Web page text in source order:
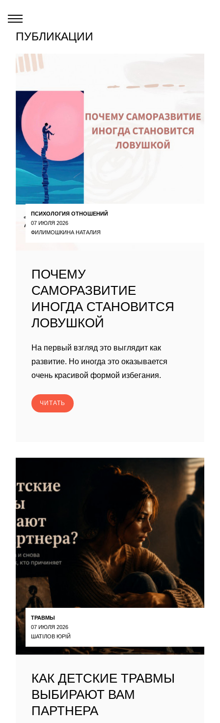
ПУБЛИКАЦИИ
ПСИХОЛОГИЯ ОТНОШЕНИЙ
07 ИЮЛЯ 2026
ФИЛИМОШКИНА НАТАЛИЯ
ПОЧЕМУ
САМОРАЗВИТИЕ
ИНОГДА СТАНОВИТСЯ
ЛОВУШКОЙ
На первый взгляд это выглядит как
развитие. Но иногда это оказывается
очень красивой формой избегания.
ЧИТАТЬ
ТРАВМЫ
07 ИЮЛЯ 2026
ШАТІЛОВ ЮРІЙ
КАК ДЕТСКИЕ ТРАВМЫ
ВЫБИРАЮТ ВАМ
ПАРТНЕРА